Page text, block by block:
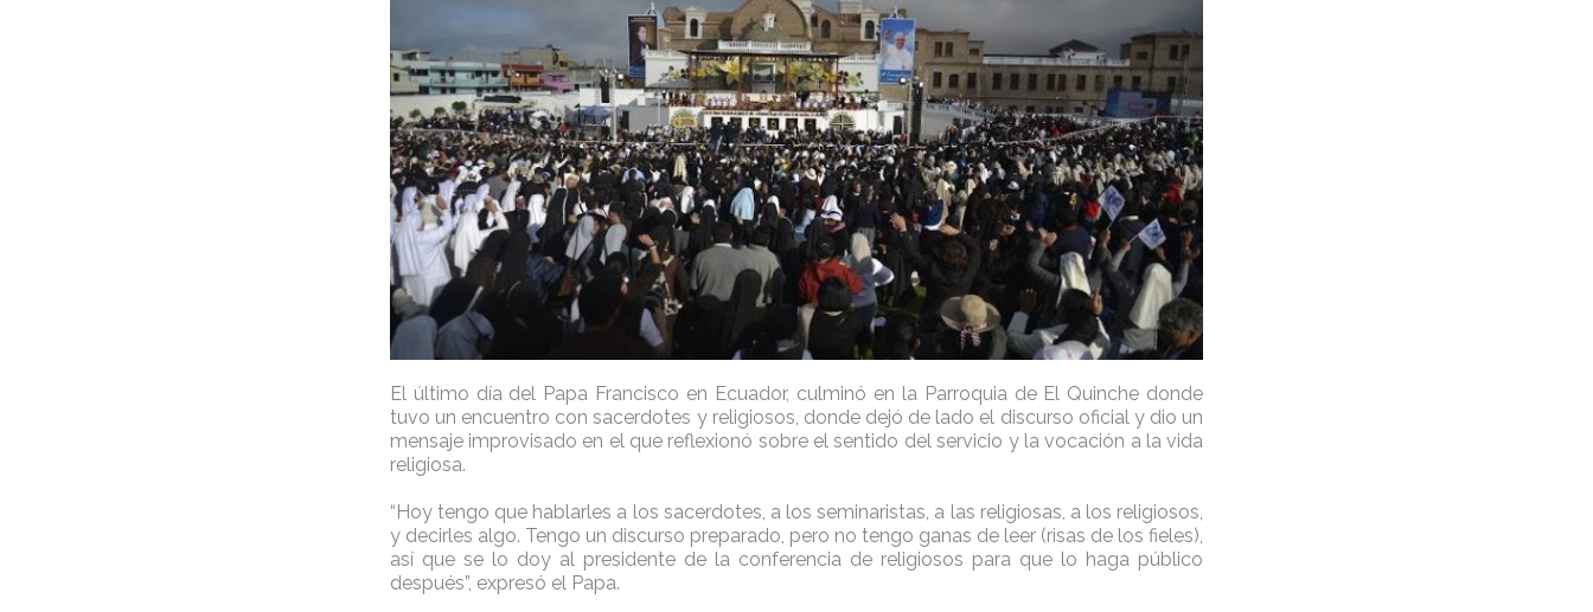
El último día del Papa Francisco en Ecuador, culminó en la Parroquia de El Quinche donde
tuvo un encuentro con sacerdotes y religiosos, donde dejó de lado el discurso oficial y dio un
mensaje improvisado en el que reflexionó sobre el sentido del servicio y la vocación a la vida
religiosa.
“Hoy tengo que hablarles a los sacerdotes, a los seminaristas, a las religiosas, a los religiosos,
y decirles algo. Tengo un discurso preparado, pero no tengo ganas de leer (risas de los fieles),
así que se lo doy al presidente de la conferencia de religiosos para que lo haga público
después”, expresó el Papa.